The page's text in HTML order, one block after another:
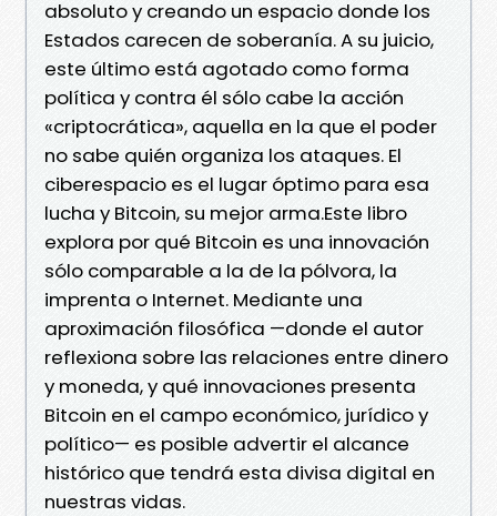
absoluto y creando un espacio donde los
Estados carecen de soberanía. A su juicio,
este último está agotado como forma
política y contra él sólo cabe la acción
«criptocrática», aquella en la que el poder
no sabe quién organiza los ataques. El
ciberespacio es el lugar óptimo para esa
lucha y Bitcoin, su mejor arma.Este libro
explora por qué Bitcoin es una innovación
sólo comparable a la de la pólvora, la
imprenta o Internet. Mediante una
aproximación filosófica —donde el autor
reflexiona sobre las relaciones entre dinero
y moneda, y qué innovaciones presenta
Bitcoin en el campo económico, jurídico y
político— es posible advertir el alcance
histórico que tendrá esta divisa digital en
nuestras vidas.